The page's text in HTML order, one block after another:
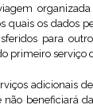
quais os dados
para
primeiro serviço
adicionais
beneficiará